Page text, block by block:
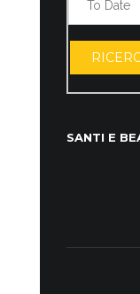
SANTI E